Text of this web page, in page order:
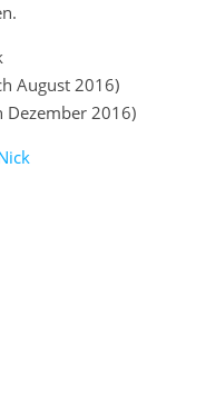
August 2016)
Dezember 2016)